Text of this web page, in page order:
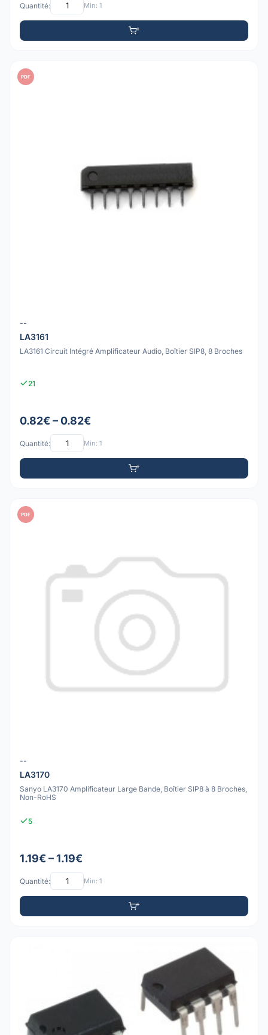
Quantité: Min: 1
PDF
--
LA3161
LA3161 Circuit Intégré Amplificateur Audio, Boîtier SIP8, 8 Broches
21
0.82€ – 0.82€
Quantité: Min: 1
PDF
--
LA3170
Sanyo LA3170 Amplificateur Large Bande, Boîtier SIP8 à 8 Broches,
Non-RoHS
5
1.19€ – 1.19€
Quantité: Min: 1